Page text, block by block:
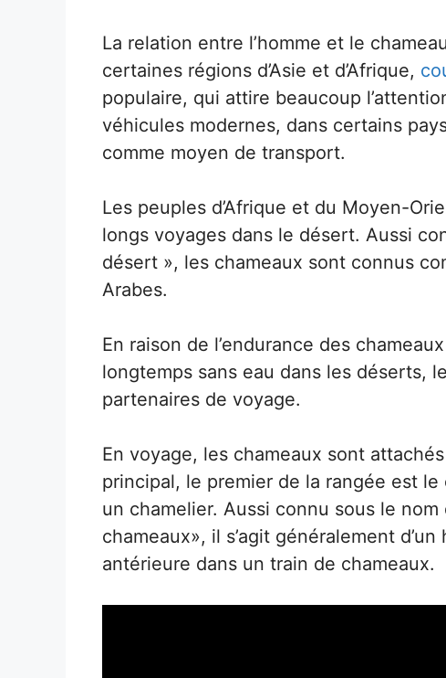
La relation entre l’homme et le
certaines régions d’Asie et d’Afrique,
populaire, qui attire beaucoup
véhicules modernes, dans certains
comme moyen de transport.
Les peuples d’Afrique et du Moyen-
longs voyages dans le désert. Aussi
désert », les chameaux sont connus
Arabes.
En raison de l’endurance des
longtemps sans eau dans les déserts,
partenaires de voyage.
En voyage, les chameaux sont
principal, le premier de la rangée est
un chamelier. Aussi connu sous le
chameaux», il s’agit généralement
antérieure dans un train de chameaux.